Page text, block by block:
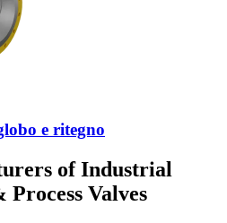
e ritegno
of Industrial
Process Valves